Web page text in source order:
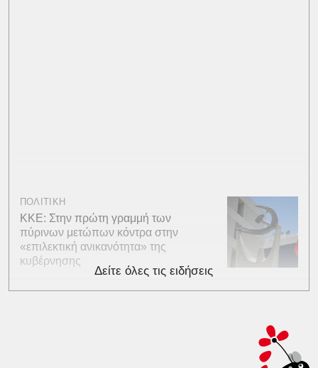
ΠΟΛΙΤΙΚΗ
ΚΚΕ: Στην πρώτη γραμμή των
πύρινων μετώπων κόντρα στην
«επιλεκτική ανικανότητα» της
κυβέρνησης
Δείτε όλες τις ειδήσεις